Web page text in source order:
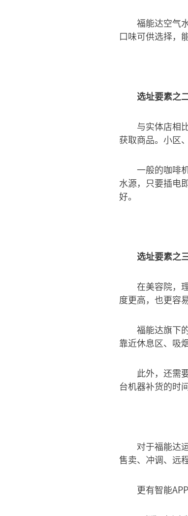
福能达空气
口味可供选择，
选址要素之
与实体店相
获取商品。小区
一般的咖啡
水源，只要插电
好。
选址要素之
在美容院，
度更高，也更容
福能达旗下
靠近休息区、吸
此外，还需
台机器补货的时
对于福能达
售卖、冲调、远
更有智能